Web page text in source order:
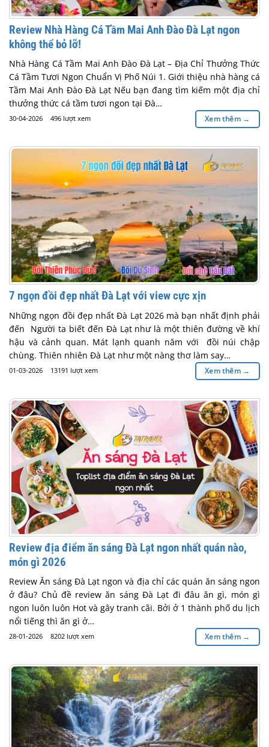
Review Nhà Hàng Cá Tầm Mai Anh Đào Đà Lạt ngon
không thể bỏ lỡ!
Nhà Hàng Cá Tầm Mai Anh Đào Đà Lạt – Địa Chỉ Thưởng Thức
Cá Tầm Tươi Ngon Chuẩn Vị Phố Núi 1. Giới thiệu nhà hàng cá
Tầm Mai Anh Đào Đà Lạt Nếu bạn đang tìm kiếm một địa chỉ
thưởng thức cá tầm tươi ngon tại Đà…
30-04-2026 496 lượt xem Xem thêm →
7 ngọn đồi đẹp nhất Đà Lạt với view cực xịn
Những ngọn đồi đẹp nhất Đà Lạt 2026 mà bạn nhất định phải
đến Người ta biết đến Đà Lạt như là một thiên đường về khí
hậu và cảnh quan. Mát lạnh quanh năm với đồi núi chập
chùng. Thiên nhiên Đà Lạt như một nàng thơ làm say…
01-03-2026 13191 lượt xem Xem thêm →
Review địa điểm ăn sáng Đà Lạt ngon nhất quán nào,
món gì 2026
Review Ăn sáng Đà Lạt ngon và địa chỉ các quán ăn sáng ngon
ở đâu? Chủ đề review ăn sáng Đà Lạt đi đâu ăn gì, món gì
ngon luôn luôn Hot và gây tranh cãi. Bởi ở 1 thành phố du lịch
nổi tiếng thì ăn gì ở…
28-01-2026 8202 lượt xem Xem thêm →